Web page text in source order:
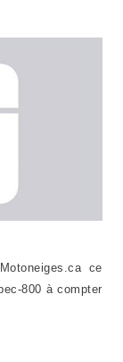
ce
800 à compter